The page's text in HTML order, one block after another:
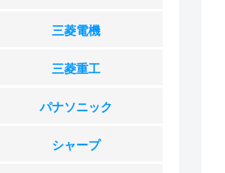
三菱電機
三菱重工
パナソニック
シャープ